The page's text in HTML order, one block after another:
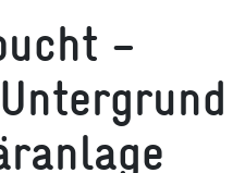
–